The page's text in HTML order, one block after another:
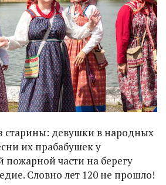
старины: девушки в народных
их прабабушек у
части на берегу
Словно лет 120 не прошло!